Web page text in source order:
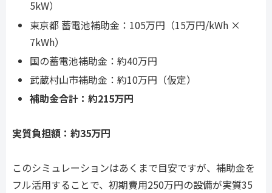
5kW）
東京都 蓄電池補助金：105万円（15万円/kWh ×
7kWh）
国の蓄電池補助金：約40万円
武蔵村山市補助金：約10万円（仮定）
補助金合計：約215万円
実質負担額：約35万円
このシミュレーションはあくまで目安ですが、補助金を
フル活用することで、初期費用250万円の設備が実質35